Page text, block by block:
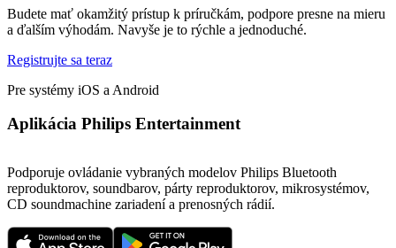
Budete mať okamžitý prístup k príručkám, podpore presne na mieru
a ďalším výhodám. Navyše je to rýchle a jednoduché.
Registrujte sa teraz
Pre systémy iOS a Android
Aplikácia Philips Entertainment
Podporuje ovládanie vybraných modelov Philips Bluetooth
reproduktorov, soundbarov, párty reproduktorov, mikrosystémov,
CD soundmachine zariadení a prenosných rádií.